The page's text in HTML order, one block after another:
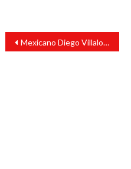
Navegación
entradas
Mexicano Diego Villalobos gana medalla en el Campeonato Mundial de Natación